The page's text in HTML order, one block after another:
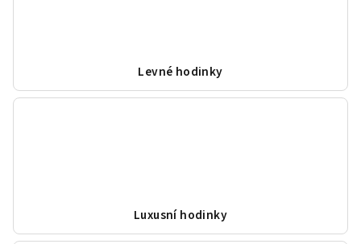
Levné hodinky
Luxusní hodinky